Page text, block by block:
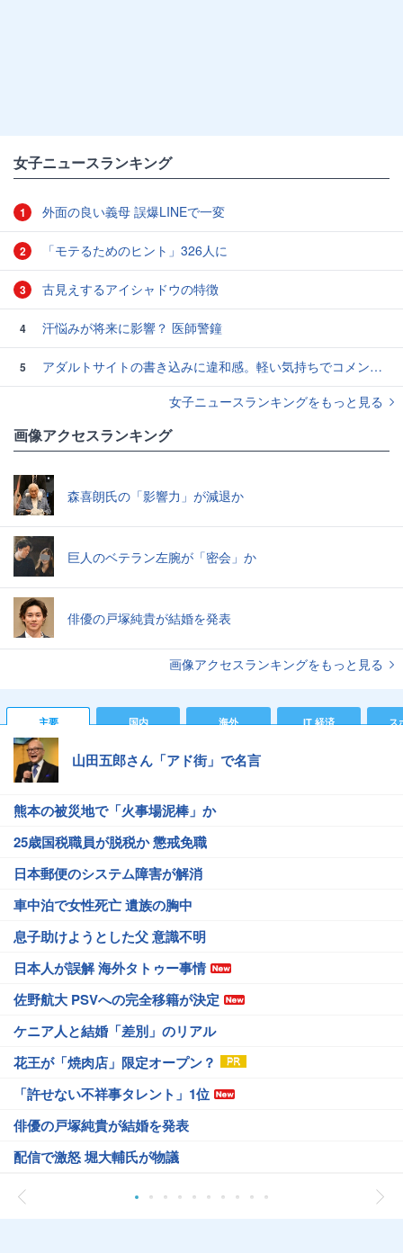
女子ニュースランキング
1 外面の良い義母 誤爆LINEで一変
2 「モテるためのヒント」326人に
3 古見えするアイシャドウの特徴
4 汗悩みが将来に影響？ 医師警鐘
5
アダルトサイトの書き込みに違和感。軽い気持ちでコメントしてみると…／近畿地方のある場所について（1）
女子ニュースランキングをもっと見る
画像アクセスランキング
森喜朗氏の「影響力」が減退か
巨人のベテラン左腕が「密会」か
俳優の戸塚純貴が結婚を発表
画像アクセスランキングをもっと見る
主要 国内 海外 IT 経済 ス
山田五郎さん「アド街」で名言
熊本の被災地で「火事場泥棒」か
25歳国税職員が脱税か 懲戒免職
日本郵便のシステム障害が解消
車中泊で女性死亡 遺族の胸中
息子助けようとした父 意識不明
日本人が誤解 海外タトゥー事情
佐野航大 PSVへの完全移籍が決定
ケニア人と結婚「差別」のリアル
花王が「焼肉店」限定オープン？
「許せない不祥事タレント」1位
俳優の戸塚純貴が結婚を発表
配信で激怒 堀大輔氏が物議